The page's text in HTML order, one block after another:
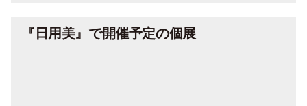
『日用美』で開催予定の個展